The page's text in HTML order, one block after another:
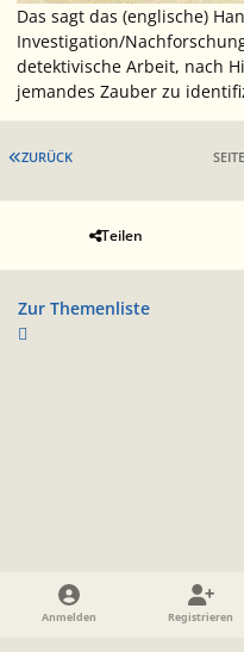
Das sagt das (englische)
Investigation/
detektivische Arbeit, nach
jemandes Zauber zu
ERSTE SEITE
ZURÜCK
Teilen
Zur Themenliste
Heller Modus
Dunkler ModusSystemeinstellung
Anmelden Registrieren